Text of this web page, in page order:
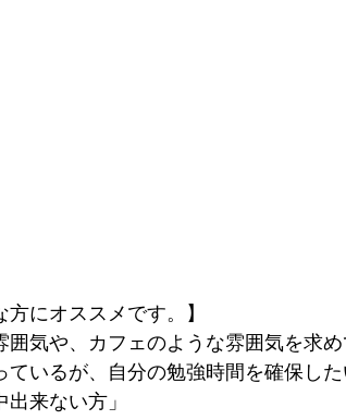
方にオススメです。】
囲気や、カフェのような雰囲気を求め
ているが、自分の勉強時間を確保した
出来ない方」